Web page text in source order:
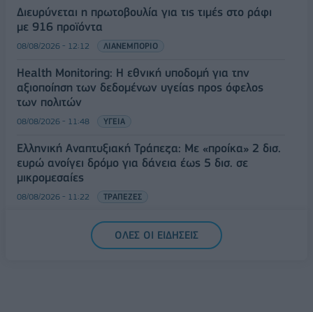
Διευρύνεται η πρωτοβουλία για τις τιμές στο ράφι
με 916 προϊόντα
08/08/2026 - 12:12 ΛΙΑΝΕΜΠΟΡΙΟ
Health Monitoring: Η εθνική υποδομή για την
αξιοποίηση των δεδομένων υγείας προς όφελος
των πολιτών
08/08/2026 - 11:48 ΥΓΕΙΑ
Ελληνική Αναπτυξιακή Τράπεζα: Με «προίκα» 2 δισ.
ευρώ ανοίγει δρόμο για δάνεια έως 5 δισ. σε
μικρομεσαίες
08/08/2026 - 11:22 ΤΡΑΠΕΖΕΣ
5G παντού, 6G στον ορίζοντα: Πού βρίσκεται η
Ελλάδα στη μεγάλη τεχνολογική μετάβαση
ΟΛΕΣ ΟΙ ΕΙΔΗΣΕΙΣ